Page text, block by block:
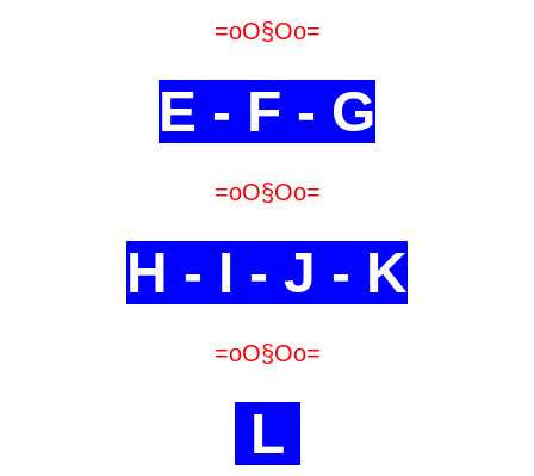
=oO§Oo=
E - F - G
=oO§Oo=
H - I - J - K
=oO§Oo=
L